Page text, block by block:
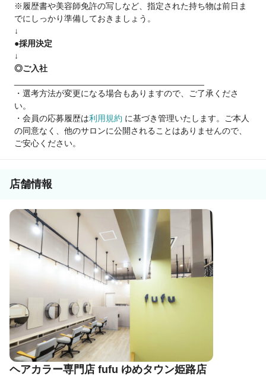
●多様なキャリア「あり」
「他社でキャリアをあきらめていた人が、fufuに転職後エリア
マネージャーになった」などキャリアアップ事例多数
店長、SD（エリアマネージャー）、本部スタッフなど、ディレ
クターも5職種以上あり多彩な道があなたをまっています♪
＼👦スタッフボイス／
指名制がなくギスギスせずチームで助け合える（29歳・女性）
夕飯の準備に間に合う。これ私には奇跡でした（笑）（34歳・
ママさん）
店長、マネージャー。目指せる道が想像以上に多かった！（35
歳・男性）
「本当に残業がないの？」という疑問にも、包み隠さずお答え
※履歴書や美容師免許の写しなど、指定された持ち物は前日ま
でにしっかり準備しておきましょう。
↓
●採用決定
↓
◎ご入社
・選考方法が変更になる場合もありますので、ご了承くださ
い。
・会員の応募履歴は利用規約 に基づき管理いたします。ご本人
の同意なく、他のサロンに公開されることはありませんので、
ご安心ください。
店舗情報
ヘアカラー専門店 fufu ゆめタウン姫路店